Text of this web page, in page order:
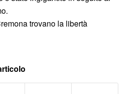
trovano la libertà